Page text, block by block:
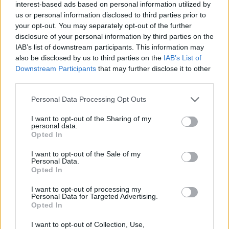
interest-based ads based on personal information utilized by
us or personal information disclosed to third parties prior to
your opt-out. You may separately opt-out of the further
disclosure of your personal information by third parties on the
IAB’s list of downstream participants. This information may
also be disclosed by us to third parties on the IAB’s List of
Downstream Participants that may further disclose it to other
Personal Data Processing Opt Outs
I want to opt-out of the Sharing of my
personal data.
Opted In
I want to opt-out of the Sale of my
Personal Data.
Opted In
I want to opt-out of processing my
Personal Data for Targeted Advertising.
Opted In
I want to opt-out of Collection, Use,
WELLNESS
Γιατί τα κομπλιμέντα σε
φέρνουν σε δύσκολη θέση
(και τι λέει η ψυχολογία)
ΔΈΣΠΟΙΝΑ ΠΟΛΥΧΡΟΝΊΔΟΥ ΑΥΓ 09, 2026
ΑΥΓ 09, 2026